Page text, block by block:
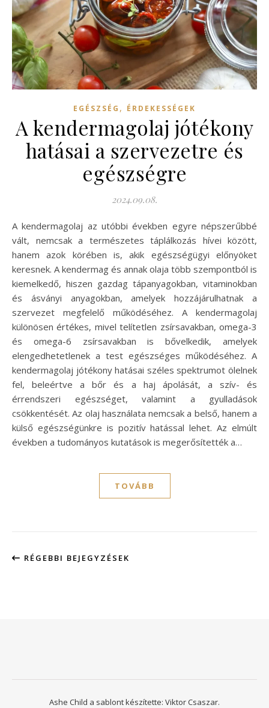
EGÉSZSÉG , ÉRDEKESSÉGEK
A kendermagolaj jótékony
hatásai a szervezetre és
egészségre
2024.09.08.
A kendermagolaj az utóbbi években egyre népszerűbbé
vált, nemcsak a természetes táplálkozás hívei között,
hanem azok körében is, akik egészségügyi előnyöket
keresnek. A kendermag és annak olaja több szempontból is
kiemelkedő, hiszen gazdag tápanyagokban, vitaminokban
és ásványi anyagokban, amelyek hozzájárulhatnak a
szervezet megfelelő működéséhez. A kendermagolaj
különösen értékes, mivel telítetlen zsírsavakban, omega-3
és omega-6 zsírsavakban is bővelkedik, amelyek
elengedhetetlenek a test egészséges működéséhez. A
kendermagolaj jótékony hatásai széles spektrumot ölelnek
fel, beleértve a bőr és a haj ápolását, a szív- és
érrendszeri egészséget, valamint a gyulladások
csökkentését. Az olaj használata nemcsak a belső, hanem a
külső egészségünkre is pozitív hatással lehet. Az elmúlt
években a tudományos kutatások is megerősítették a…
TOVÁBB
RÉGEBBI BEJEGYZÉSEK
Ashe Child a sablont készítette: Viktor Csaszar.